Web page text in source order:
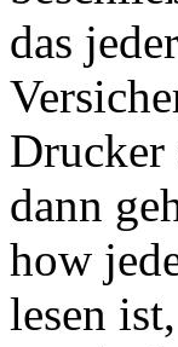
das
Drucker
dann
how
lesen